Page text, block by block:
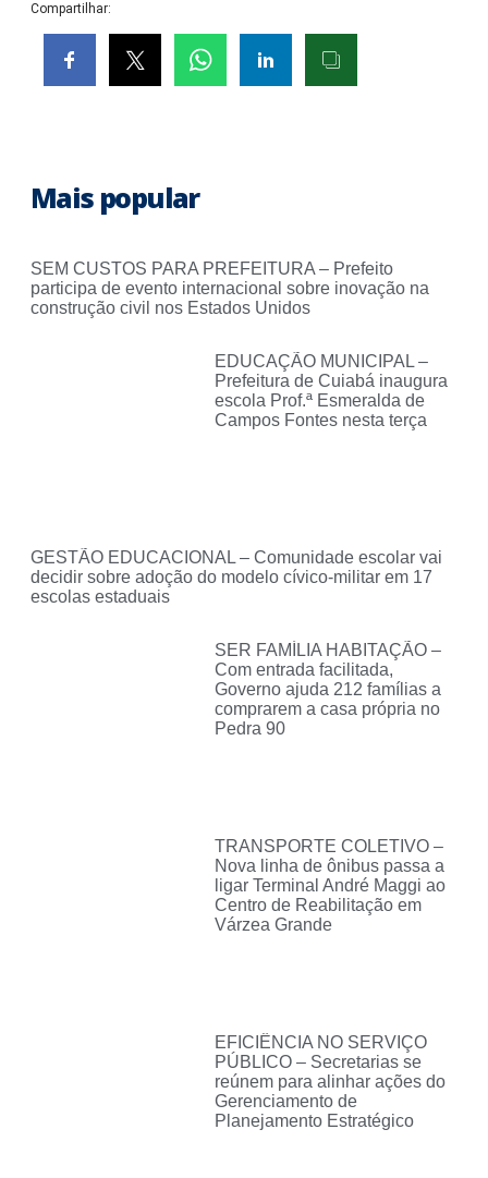
Compartilhar:
Mais popular
SEM CUSTOS PARA PREFEITURA – Prefeito
participa de evento internacional sobre inovação na
construção civil nos Estados Unidos
EDUCAÇÃO MUNICIPAL –
Prefeitura de Cuiabá inaugura
escola Prof.ª Esmeralda de
Campos Fontes nesta terça
GESTÃO EDUCACIONAL – Comunidade escolar vai
decidir sobre adoção do modelo cívico-militar em 17
escolas estaduais
SER FAMÍLIA HABITAÇÃO –
Com entrada facilitada,
Governo ajuda 212 famílias a
comprarem a casa própria no
Pedra 90
TRANSPORTE COLETIVO –
Nova linha de ônibus passa a
ligar Terminal André Maggi ao
Centro de Reabilitação em
Várzea Grande
EFICIÊNCIA NO SERVIÇO
PÚBLICO – Secretarias se
reúnem para alinhar ações do
Gerenciamento de
Planejamento Estratégico